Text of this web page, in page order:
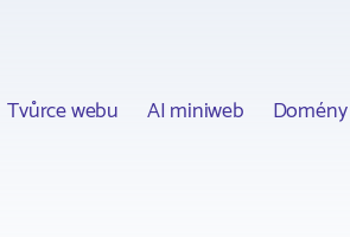
Tvůrce webu AI miniweb Domény